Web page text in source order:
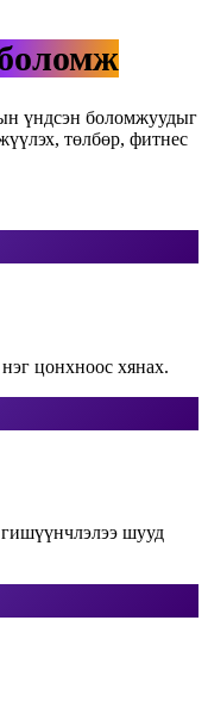
үндсэн боломжуудыг
төлбөр, фитнес
цонхноос хянах.
гишүүнчлэлээ шууд